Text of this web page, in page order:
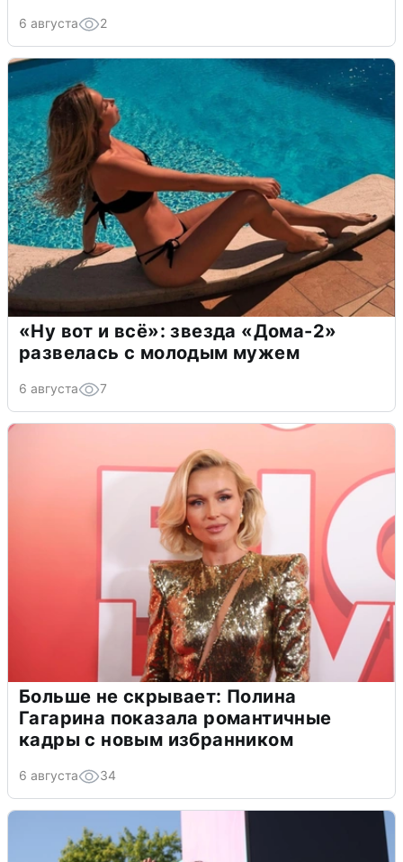
6 августа 2
«Ну вот и всё»: звезда «Дома-2»
развелась с молодым мужем
6 августа 7
Больше не скрывает: Полина
Гагарина показала романтичные
кадры с новым избранником
6 августа 34